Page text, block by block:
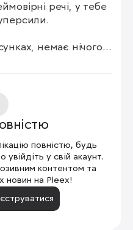
речі, у тебе
немає нічого
довіряй мені!
повністю, будь
у свій акаунт.
контентом та
новин на Pleex!